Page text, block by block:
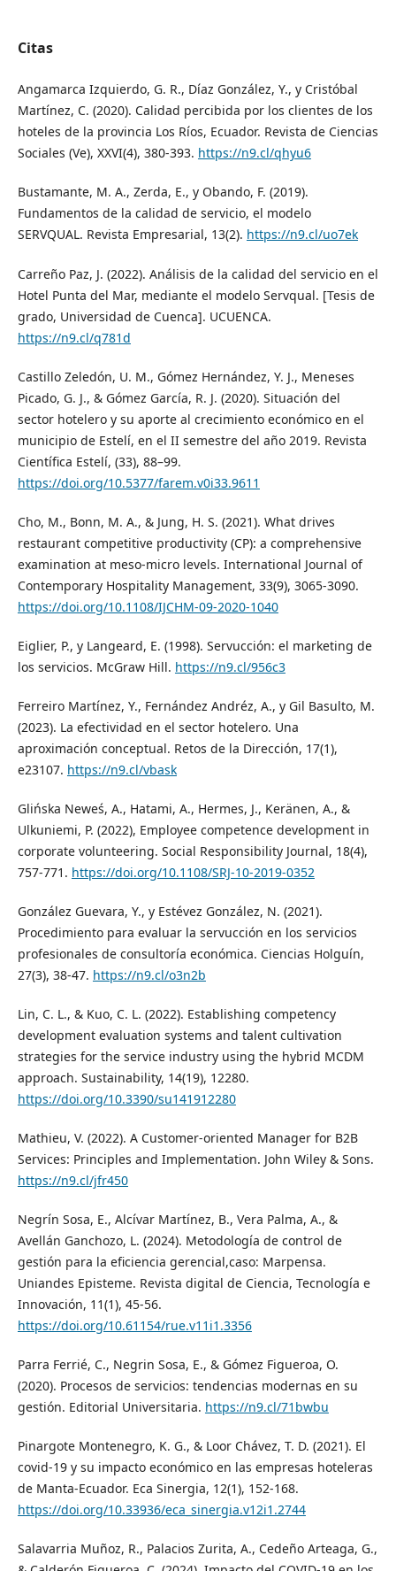
Citas
Angamarca Izquierdo, G. R., Díaz González, Y., y Cristóbal
Martínez, C. (2020). Calidad percibida por los clientes de los
hoteles de la provincia Los Ríos, Ecuador. Revista de Ciencias
Sociales (Ve), XXVI(4), 380-393. https://n9.cl/qhyu6
Bustamante, M. A., Zerda, E., y Obando, F. (2019).
Fundamentos de la calidad de servicio, el modelo
SERVQUAL. Revista Empresarial, 13(2). https://n9.cl/uo7ek
Carreño Paz, J. (2022). Análisis de la calidad del servicio en el
Hotel Punta del Mar, mediante el modelo Servqual. [Tesis de
grado, Universidad de Cuenca]. UCUENCA.
https://n9.cl/q781d
Castillo Zeledón, U. M., Gómez Hernández, Y. J., Meneses
Picado, G. J., & Gómez García, R. J. (2020). Situación del
sector hotelero y su aporte al crecimiento económico en el
municipio de Estelí, en el II semestre del año 2019. Revista
Científica Estelí, (33), 88–99.
https://doi.org/10.5377/farem.v0i33.9611
Cho, M., Bonn, M. A., & Jung, H. S. (2021). What drives
restaurant competitive productivity (CP): a comprehensive
examination at meso-micro levels. International Journal of
Contemporary Hospitality Management, 33(9), 3065-3090.
https://doi.org/10.1108/IJCHM-09-2020-1040
Eiglier, P., y Langeard, E. (1998). Servucción: el marketing de
los servicios. McGraw Hill. https://n9.cl/956c3
Ferreiro Martínez, Y., Fernández Andréz, A., y Gil Basulto, M.
(2023). La efectividad en el sector hotelero. Una
aproximación conceptual. Retos de la Dirección, 17(1),
e23107. https://n9.cl/vbask
Glińska Neweś, A., Hatami, A., Hermes, J., Keränen, A., &
Ulkuniemi, P. (2022), Employee competence development in
corporate volunteering. Social Responsibility Journal, 18(4),
757-771. https://doi.org/10.1108/SRJ-10-2019-0352
González Guevara, Y., y Estévez González, N. (2021).
Procedimiento para evaluar la servucción en los servicios
profesionales de consultoría económica. Ciencias Holguín,
27(3), 38-47. https://n9.cl/o3n2b
Lin, C. L., & Kuo, C. L. (2022). Establishing competency
development evaluation systems and talent cultivation
strategies for the service industry using the hybrid MCDM
approach. Sustainability, 14(19), 12280.
https://doi.org/10.3390/su141912280
Mathieu, V. (2022). A Customer-oriented Manager for B2B
Services: Principles and Implementation. John Wiley & Sons.
https://n9.cl/jfr450
Negrín Sosa, E., Alcívar Martínez, B., Vera Palma, A., &
Avellán Ganchozo, L. (2024). Metodología de control de
gestión para la eficiencia gerencial,caso: Marpensa.
Uniandes Episteme. Revista digital de Ciencia, Tecnología e
Innovación, 11(1), 45-56.
https://doi.org/10.61154/rue.v11i1.3356
Parra Ferrié, C., Negrin Sosa, E., & Gómez Figueroa, O.
(2020). Procesos de servicios: tendencias modernas en su
gestión. Editorial Universitaria. https://n9.cl/71bwbu
Pinargote Montenegro, K. G., & Loor Chávez, T. D. (2021). El
covid-19 y su impacto económico en las empresas hoteleras
de Manta-Ecuador. Eca Sinergia, 12(1), 152-168.
https://doi.org/10.33936/eca_sinergia.v12i1.2744
Salavarria Muñoz, R., Palacios Zurita, A., Cedeño Arteaga, G.,